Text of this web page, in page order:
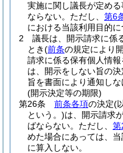
実施に関し議長が定め
ならない。 ただし、 第6
における当該利用目的に
2
議長は、開示請求に係
とき(前条の規定により
請求に係る保有個人情
は、開示をしない旨の
旨を書面により通知しな
(開示決定等の期限)
第26条
前条各項の決定(
という。)は、開示請求
ばならない。 ただし、 第
めた場合にあっては、
に算入しない。